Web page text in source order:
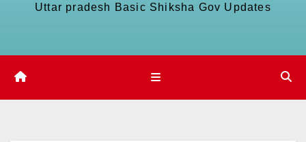
Uttar pradesh Basic Shiksha Gov Updates